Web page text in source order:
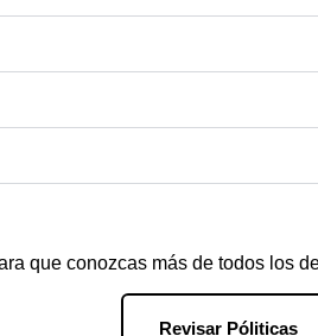
que conozcas más de todos los
Revisar Póliticas